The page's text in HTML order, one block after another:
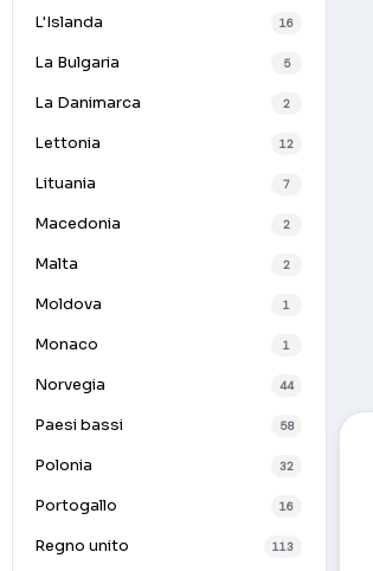
L'Islanda 16
La Bulgaria 5
La Danimarca 2
Lettonia 12
Lituania 7
Macedonia 2
Malta 2
Moldova 1
Monaco 1
Norvegia 44
Paesi bassi 58
Polonia 32
Portogallo 16
Regno unito 113